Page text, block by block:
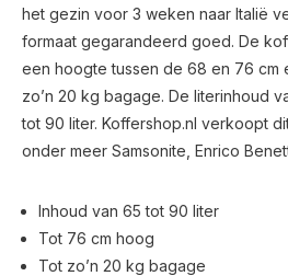
het gezin voor 3 weken naar Italië
formaat gegarandeerd goed. De
een hoogte tussen de 68 en 76 cm
zo’n 20 kg bagage. De literinhoud
tot 90 liter. Koffershop.nl verkoopt
onder meer Samsonite, Enrico
Inhoud van 65 tot 90 liter
Tot 76 cm hoog
Tot zo’n 20 kg bagage